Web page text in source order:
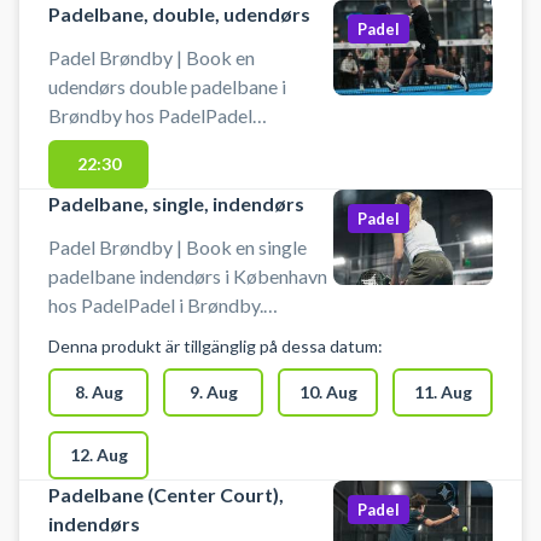
Padelbane, double, udendørs
Padel Brøndby | Book en
udendørs double padelbane i
Brøndby hos PadelPadel
København. PadelPadel i Brøndby
byder på 14 padelbaner. Der er 2
padelbaner udendørs, som begge
du henholdsvis 10 double
padelbaner og 2 singlebaner.
PadelPadel København har også
padeltræning, hvor du kan møde
dygtige PadelPadel trænere i
centret i Brøndby. Der er gratis
parkering foran PadelPadel i
Brøndby og det er muligt at leje
bat og købe bolde.
Padel
22:30
Padelbane, single, indendørs
Padel Brøndby | Book en single
padelbane indendørs i København
hos PadelPadel i Brøndby.
padelbaner. Du finder 2 single- og
10 doublebaner indendørs samt 2
doublebaner udendørs i
forbindelse med padelcentret i
Brøndby. Udeover et stort antal
padelbaner tilbyder PadelPadel
Padel
Denna produkt är tillgänglig på dessa datum:
8. Aug 9. Aug 10. Aug 11. Aug
12. Aug
Padelbane (Center Court),
indendørs
Padel